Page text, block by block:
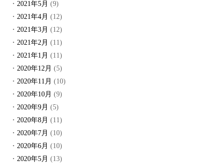
2021年5月 (9)
2021年4月 (12)
2021年3月 (12)
2021年2月 (11)
2021年1月 (11)
2020年12月 (5)
2020年11月 (10)
2020年10月 (9)
2020年9月 (5)
2020年8月 (11)
2020年7月 (10)
2020年6月 (10)
2020年5月 (13)